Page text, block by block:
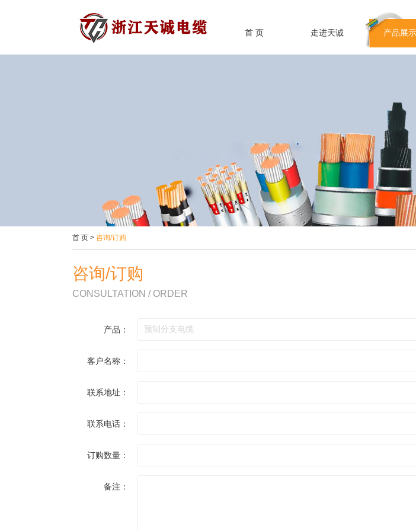
首 页 走进天诚 产品展示
首 页 > 咨询/订购
咨询/订购
CONSULTATION / ORDER
产品：
客户名称：
联系地址：
联系电话：
订购数量：
备注：